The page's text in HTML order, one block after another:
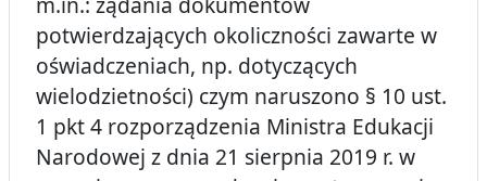
potwierdzających okoliczności zawarte w
oświadczeniach, np. dotyczących
wielodzietności) czym naruszono § 10 ust.
1 pkt 4 rozporządzenia Ministra Edukacji
Narodowej z dnia 21 sierpnia 2019 r. w